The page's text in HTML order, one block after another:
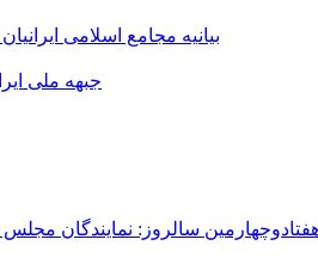
بیانیه مجامع اسلامی
جبهه ملی
سالروز: نمایندگان مجلس زار می‌زدند/ تهران در